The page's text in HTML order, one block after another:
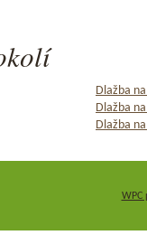
Dlažba
Dlažba
Dlažba
WPC